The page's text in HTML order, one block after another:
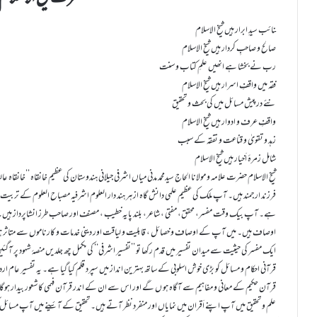
ــــــــــــــــــــــــــــــــــــــــــــــــــــــــــــــــــــــــــــــــــــــــــــــــــــــــــــــــــــــــــــــــــــــــــــــــــــــــــــــــــــــــــــــــــــــــــــــــــــنائب سیدِ ابرار ہیں شیخ الاسلام
صالح و صاحبِ کردار ہیں شیخ الاسلام
رب نے بخشا ہے انھیں علمِ کتاب و سنت
فقہ میں واقفِ اسرار ہیں شیخ الاسلام
نئے درپیش مسائل میں کی بحث و تحقیق
واقفِ عرف و ادوار ہیں شیخ الاسلام
زہد و تقویٰ و قناعت و تفقہ کے سبب
شامل زمرۂ اَخیار ہیں شیخ الاسلام
شیخ الاسلام حضرت علامہ و مولانا الحاج سیدمحمد مدنی میاں اشرفی جیلانی ہندوستان کی عظیم خانقاہ
فرزند ارجمند ہیں۔ آپ ملک کی عظیم علمی دانش گاہ ازہر ہند دار العلوم اشرفیہ مصباح العلوم کے
ہے۔ آپ بیک وقت مفسر، محقق، مفتی ، شاعر، بلند پایہ خطیب ، مصنف اور صاحب طرز انشاپرداز
اوصاف ہیں۔ میں آپ کے اوصاف و خصائل ، قابلیت و لیاقت اور دینی خدمات و کارناموں سے
ایک مفسر کی حیثیت سے میدان تفسیر میں قدم رکھا تو ’’تفسیر اشرفی‘‘ کی مکمل چھ جلدیں منصۂ شہود پر
قرآنی احکام و مسائل کو بڑی خوش اسلوبی کے ساتھ بہترین انداز میں سپرد قلم کیا گیا ہے۔ یہ
قرآن حکیم کے معانی و مفاہیم سے آگاہ ہو ں گے اور اس سے ان کے اندر قرآن فہمی کا شعور بیدار
علم و تحقیق میں آپ اپنے اَقران میں نمایاں اور منفرد نظر آتے ہیں۔ تحقیق کے آئینے میں آپ